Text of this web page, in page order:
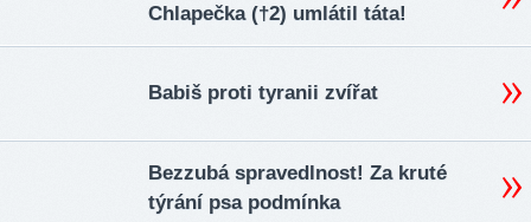
Chlapečka (†2) umlátil táta!
Babiš proti tyranii zvířat
Bezzubá spravedlnost! Za kruté
týrání psa podmínka